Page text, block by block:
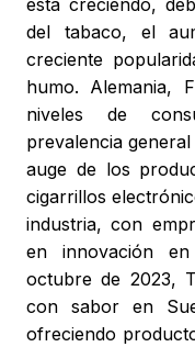
está creciendo,
del tabaco, el
creciente
humo. Alemania,
niveles de
prevalencia
auge de los
cigarrillos
industria, con
en innovación
octubre de 2023,
con sabor en
ofreciendo